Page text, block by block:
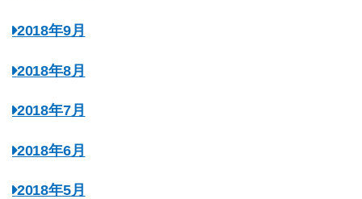
2018年9月
2018年8月
2018年7月
2018年6月
2018年5月